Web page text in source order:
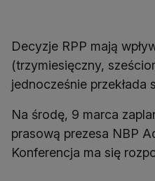
Decyzje RPP mają
(trzymiesięczny,
jednocześnie przekłada
Na środę, 9 marca
prasową prezesa NBP
Konferencja ma się